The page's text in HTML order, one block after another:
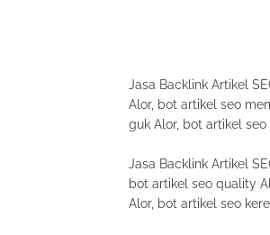
Jasa Backlink Artikel
Alor, bot artikel seo
guk Alor, bot artikel
Jasa Backlink Artikel
bot artikel seo quality
Alor, bot artikel seo